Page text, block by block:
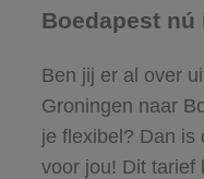
Boedapest nú
Ben jij er al over
Groningen naar
je flexibel? Dan is
voor jou! Dit tarief